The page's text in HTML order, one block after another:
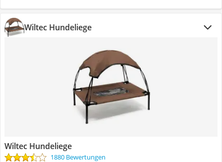
Wiltec Hundeliege
Wiltec Hundeliege
1880 Bewertungen